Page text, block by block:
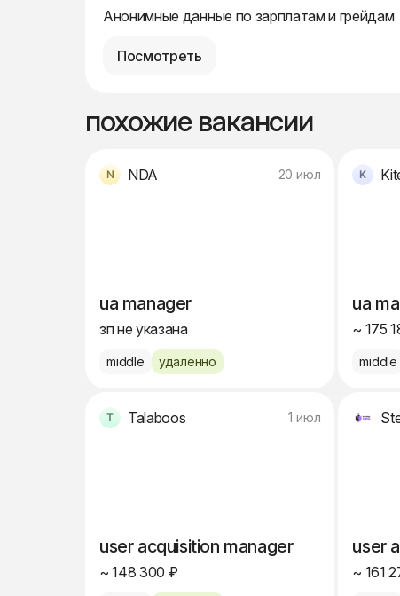
Анонимные данные по зарплатам и грейдам
Посмотреть
похожие вакансии
NDA 20 июл
ua manager
зп не указана
middle удалённо
ua
~ 175
middle
Talaboos 1 июл
user acquisition manager
~ 148 300 ₽
user
~ 161